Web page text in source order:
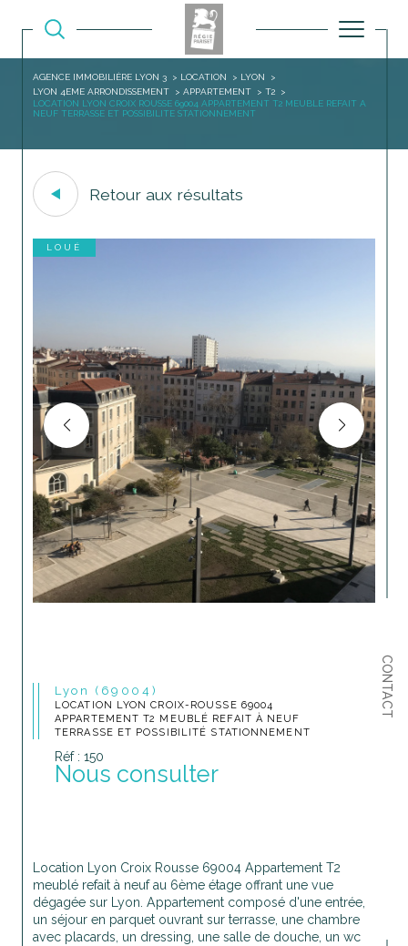
CONTACT
AGENCE IMMOBILIÈRE LYON 3 LOCATION
LYON
LYON 4EME ARRONDISSEMENT
APPARTEMENT
T2
LOCATION LYON CROIX ROUSSE 69004 APPARTEMENT T2 MEUBLE REFAIT A
NEUF TERRASSE ET POSSIBILITE STATIONNEMENT
Retour aux résultats
LOUÉ
Lyon (69004)
LOCATION LYON CROIX-ROUSSE 69004
APPARTEMENT T2 MEUBLÉ REFAIT À NEUF
TERRASSE ET POSSIBILITÉ STATIONNEMENT
Réf : 150
Nous consulter
Location Lyon Croix Rousse 69004 Appartement T2
meublé refait à neuf au 6ème étage offrant une vue
dégagée sur Lyon. Appartement composé d'une entrée,
un séjour en parquet ouvrant sur terrasse, une chambre
avec placards, un dressing, une salle de douche, un wc